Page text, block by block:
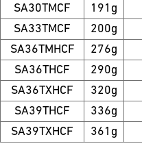
SA30TMCF
191g
SA33TMCF
200g
SA36TMHCF
276g
SA36THCF
290g
SA36TXHCF
320g
SA39THCF
336g
SA39TXHCF
361g